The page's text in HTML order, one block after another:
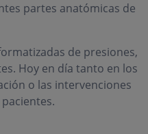
partes anatómicas de
de presiones,
Hoy en día tanto en los
o las intervenciones